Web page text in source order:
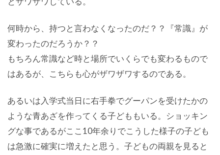
何時から、持つと言わなくなったのだ？？『常識』が
変わったのだろうか？？
もちろん常識など時と場所でいくらでも変わるもので
はあるが、こちらも心がザワザワするのである。
あるいは入学式当日に右手拳でグーパンを受けたかの
ような青あざを作ってくる子どももいる。ショッキン
グな事であるがここ10年余りでこうした様子の子ども
は急激に確実に増えたと思う。子どもの両親を見ると